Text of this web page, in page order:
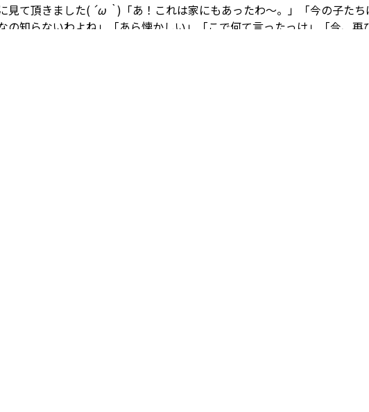
見て頂きました( ´ω｀) 「あ！これは家にもあったわ～。」「今の子た
の知らないわよね」「あら懐かしい」「こで何て言ったっけ」「今、再